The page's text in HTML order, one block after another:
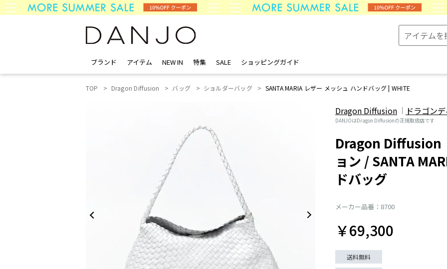
ブランド アイテム NEW IN 特集 SALE ショッピングガイド
TOP Dragon Diffusion バッグ ショルダーバッグ SANTA MARIA レザー メッシュ ハンドバッグ | WHITE
Dragon Diffusion ドラゴン
DANJOはDragon Diffusionの正規取扱店です
Dragon Diffusion
ョン / SANTA
ドバッグ
メーカー品番：8700
￥69,300
送料無料